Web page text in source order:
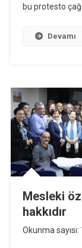
bu protesto
Devamı
Mesleki
hakkıdır
Okunma